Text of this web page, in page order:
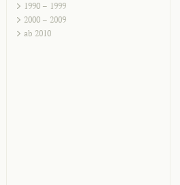
1990 – 1999
2000 – 2009
ab 2010